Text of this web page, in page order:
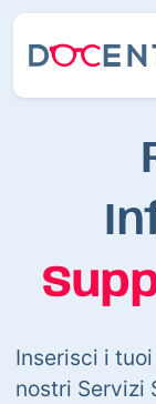
Inserisci i
nostri Servizi